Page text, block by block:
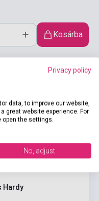
Kosárba
Hardy
Privacy policy
data, to improve our website,
great website experience. For
open the settings.
No, adjust